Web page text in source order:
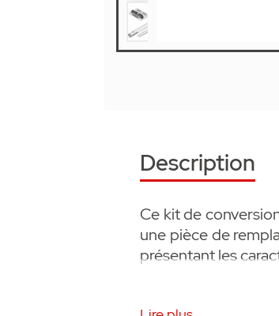
Description
Ce kit de
une pièce de
présentant les
• Kit de conversion